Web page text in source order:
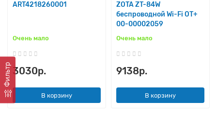
Фильтр
ART4218260001
Очень мало
3030р.
В корзину
ZOTA ZT-84W
беспроводной Wi-Fi OT+
00-00002059
Очень мало
9138р.
В корзину